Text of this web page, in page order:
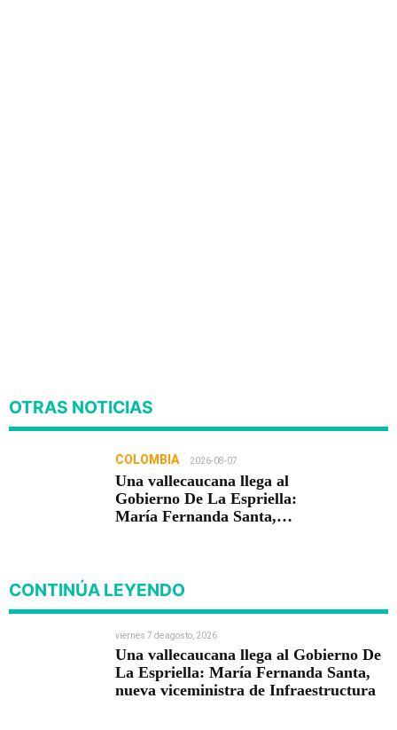
OTRAS NOTICIAS
COLOMBIA 2026-08-07
Una vallecaucana llega al
Gobierno De La Espriella:
María Fernanda Santa,
CONTINÚA LEYENDO
viernes 7 de agosto, 2026
Una vallecaucana llega al Gobierno De
La Espriella: María Fernanda Santa,
nueva viceministra de Infraestructura